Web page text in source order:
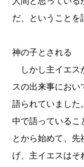
だ、ということを
神の子とされる
しかし主イエス
スの出来事におい
語られていました
中で語っているこ
とから始めて、
げ、主イエスはそ